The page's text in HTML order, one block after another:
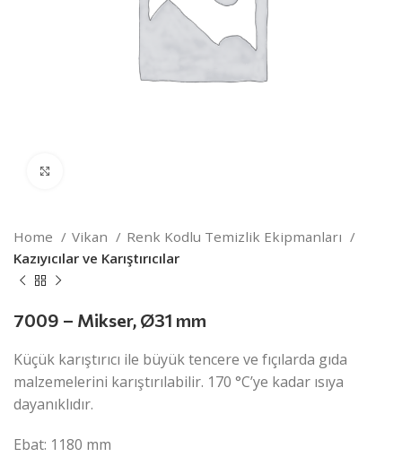
Home Vikan
Renk Kodlu Temizlik Ekipmanları
Kazıyıcılar ve Karıştırıcılar
7009 – Mikser, Ø31 mm
Küçük karıştırıcı ile büyük tencere ve fıçılarda gıda
malzemelerini karıştırılabilir. 170 °C’ye kadar ısıya
dayanıklıdır.
Ebat: 1180 mm